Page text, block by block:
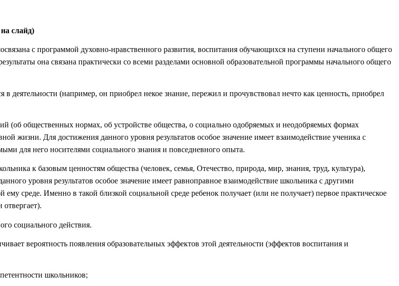
слайд)
с программой духовно-нравственного развития, воспитания обучающихся на ступени начального общего
она связана практически со всеми разделами основной образовательной программы начального общего
в деятельности (например, он приобрел некое знание, пережил и прочувствовал нечто как ценность, приобрел
(об общественных нормах, об устройстве общества, о социально одобряемых и неодобряемых формах
жизни. Для достижения данного уровня результатов особое значение имеет взаимодействие ученика с
для него носителями социального знания и повседневного опыта.
к базовым ценностям общества (человек, семья, Отечество, природа, мир, знания, труд, культура),
уровня результатов особое значение имеет равноправное взаимодействие школьника с другими
среде. Именно в такой близкой социальной среде ребенок получает (или не получает) первое практическое
социального действия.
вероятность появления образовательных эффектов этой деятельности (эффектов воспитания и
школьников;